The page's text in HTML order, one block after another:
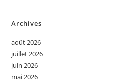
Archives
août 2026
juillet 2026
juin 2026
mai 2026